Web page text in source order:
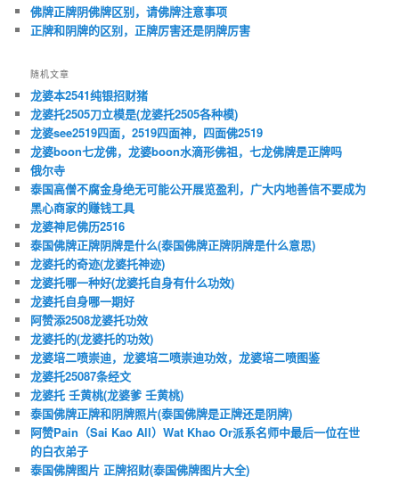
佛牌正牌阴佛牌区别，请佛牌注意事项
正牌和阴牌的区别，正牌厉害还是阴牌厉害
随机文章
龙婆本2541纯银招财猪
龙婆托2505刀立模是(龙婆托2505各种模)
龙婆see2519四面，2519四面神，四面佛2519
龙婆boon七龙佛，龙婆boon水滴形佛祖，七龙佛牌是正牌吗
俄尔寺
泰国高僧不腐金身绝无可能公开展览盈利，广大内地善信不要成为
黑心商家的赚钱工具
龙婆神尼佛历2516
泰国佛牌正牌阴牌是什么(泰国佛牌正牌阴牌是什么意思)
龙婆托的奇迹(龙婆托神迹)
龙婆托哪一种好(龙婆托自身有什么功效)
龙婆托自身哪一期好
阿赞添2508龙婆托功效
龙婆托的(龙婆托的功效)
龙婆培二喷崇迪，龙婆培二喷崇迪功效，龙婆培二喷图鉴
龙婆托25087条经文
龙婆托 壬黄桃(龙婆爹 壬黄桃)
泰国佛牌正牌和阴牌照片(泰国佛牌是正牌还是阴牌)
阿赞Pain（Sai Kao All）Wat Khao Or派系名师中最后一位在世
的白衣弟子
泰国佛牌图片 正牌招财(泰国佛牌图片大全)